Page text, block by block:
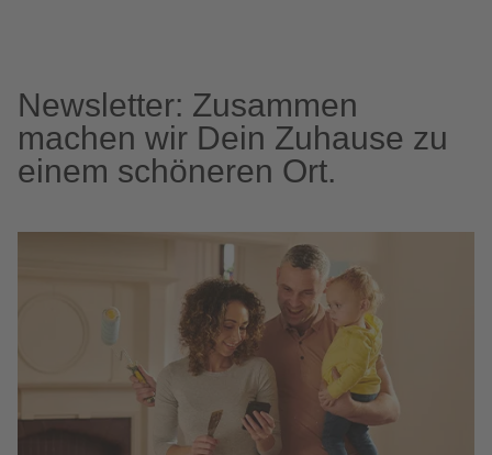
Newsletter: Zusammen
machen wir Dein Zuhause zu
einem schöneren Ort.